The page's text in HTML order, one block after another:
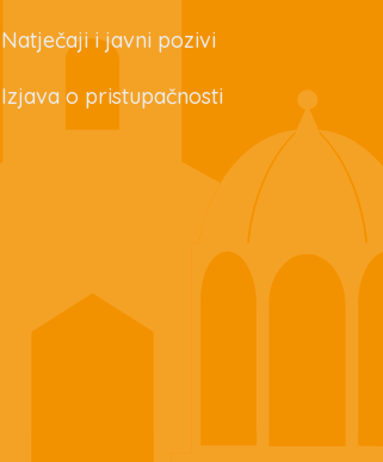
Natječaji i javni pozivi
Izjava o pristupačnosti